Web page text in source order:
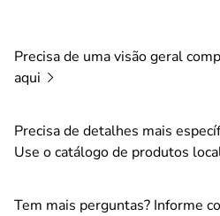
Precisa de uma visão geral
aqui
Precisa de detalhes mais
Use o catálogo de produtos
Tem mais perguntas? Informe